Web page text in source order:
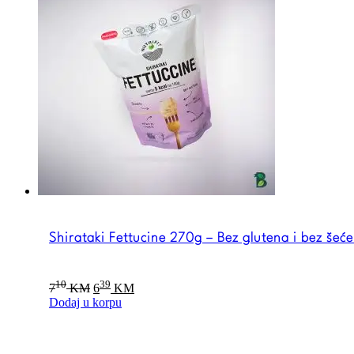
Shirataki Fettucine 270g – Bez glutena i bez
710 KM Original
price
was:
639 KMCurrent
price
Dodaj u korpu